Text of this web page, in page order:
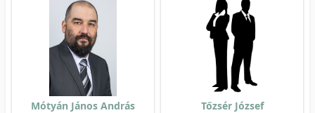
Mótyán János András Tőzsér József